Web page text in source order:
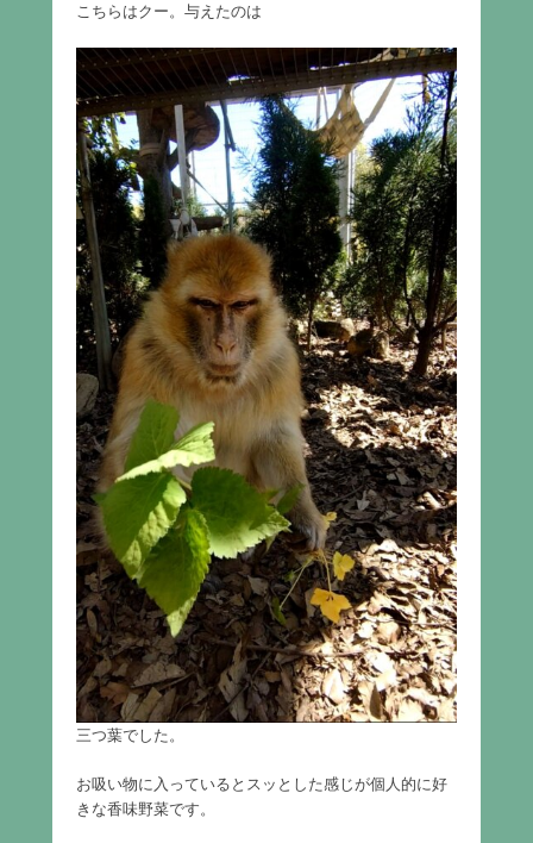
こちらはクー。与えたのは
三つ葉でした。
お吸い物に入っているとスッとした感じが個人的に好
きな香味野菜です。